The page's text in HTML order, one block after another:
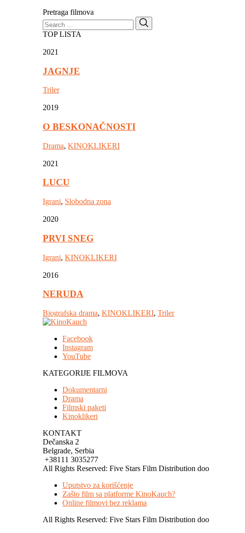
Pretraga filmova
Search
for:
TOP LISTA
2021
JAGNJE
Triler
2019
O BESKONAČNOSTI
Drama, KINOKLIKERI
2021
LUCU
Igrani, Slobodna zona
2020
PRVI SNEG
Igrani, KINOKLIKERI
2016
NERUDA
Biografska drama, KINOKLIKERI, Triler
Facebook
Instagram
YouTube
KATEGORIJE FILMOVA
Dokumentarni
Drama
Filmski paketi
Kinoklikeri
KONTAKT
Dečanska 2
Belgrade, Serbia
+38111 3035277
All Rights Reserved: Five Stars Film Distribution doo
Uputstvo za korišćenje
Zašto film sa platforme KinoKauch?
Online filmovi bez reklama
All Rights Reserved: Five Stars Film Distribution doo